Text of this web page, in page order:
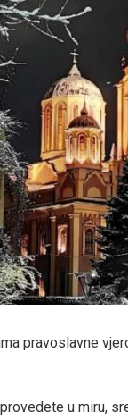
pravoslavne
u miru,